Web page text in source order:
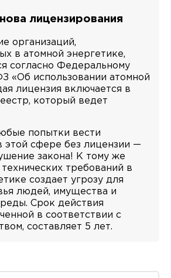
лицензирования
организаций,
в атомной энергетике,
согласно Федеральному
«Об использовании атомной
лицензия включается в
который ведет
попытки вести
этой сфере без лицензии —
закона! К тому же
требований в
создает угрозу для
людей, имущества и
Срок действия
в соответствии с
составляет 5 лет.